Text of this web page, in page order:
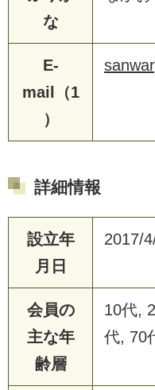
な
E-
mail（1
）
詳細情報
設立年
月日
2017/
会員の
主な年
齢層
10代,
代, 70